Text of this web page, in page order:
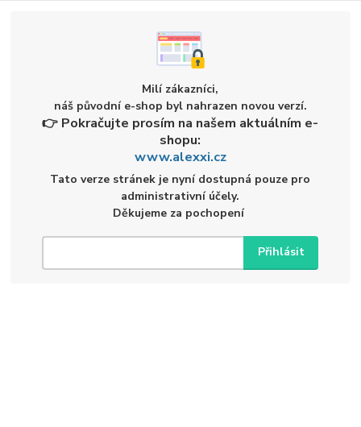
Milí zákazníci,
náš původní e-shop byl nahrazen novou verzí.
👉 Pokračujte prosím na našem aktuálním e-
shopu:
www.alexxi.cz
Tato verze stránek je nyní dostupná pouze pro
administrativní účely.
Děkujeme za pochopení